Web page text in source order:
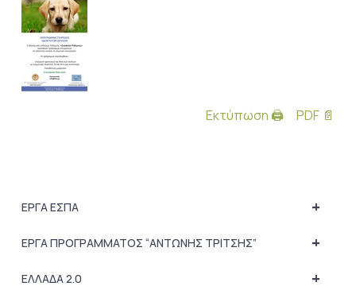
Εκτύπωση 🖨 PDF 📄
+
ΕΡΓΑ ΕΣΠΑ
+
ΕΡΓΑ ΠΡΟΓΡΑΜΜΑΤΟΣ “ΑΝΤΩΝΗΣ ΤΡΙΤΣΗΣ”
+
ΕΛΛΑΔΑ 2.0